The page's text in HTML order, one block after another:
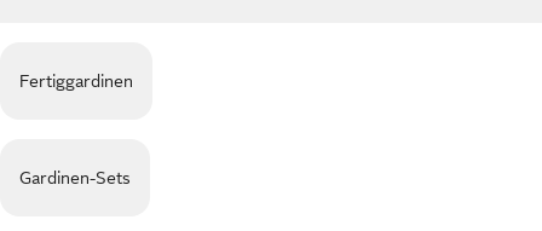
Fertiggardinen
Gardinen-Sets